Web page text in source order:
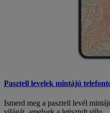
Pasztell levelek mintájú
Ismerd meg a pasztell levél